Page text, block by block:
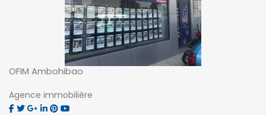
OFIM Ambohibao
Agence immobilière